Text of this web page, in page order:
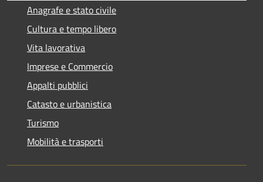
Anagrafe e stato civile
Cultura e tempo libero
Vita lavorativa
Imprese e Commercio
Appalti pubblici
Catasto e urbanistica
Turismo
Mobilità e trasporti